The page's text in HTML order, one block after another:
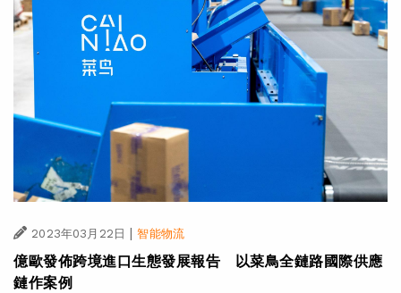
2023年03月22日 | 智能物流
億歐發佈跨境進口生態發展報告 以菜鳥全鏈路國際供應
鏈作案例